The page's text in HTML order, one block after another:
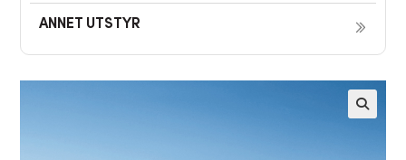
ANNET UTSTYR